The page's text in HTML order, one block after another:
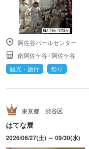
阿佐谷パールセンター
南阿佐ケ谷 /阿佐ケ谷
観光・旅行
祭り
東京都 渋谷区
はてな展
2026/06/27(土) ～ 09/30(水)